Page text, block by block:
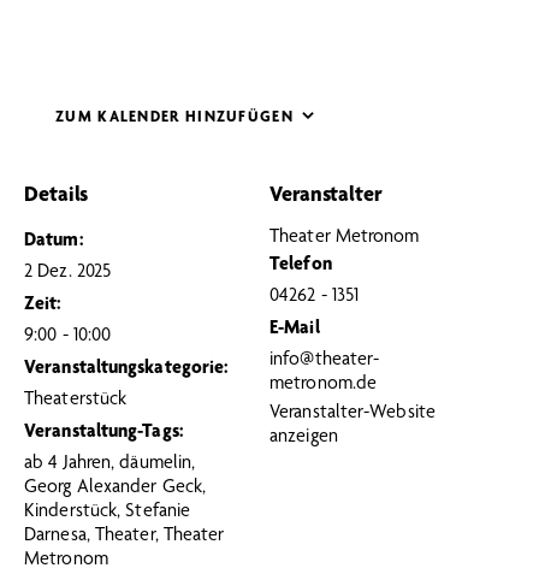
ZUM KALENDER HINZUFÜGEN
Details
Datum:
2 Dez. 2025
Zeit:
9:00 - 10:00
Veranstaltungskategorie:
Theaterstück
Veranstaltung-Tags:
ab 4 Jahren,däumelin,
Georg Alexander Geck,
Kinderstück,Stefanie
Darnesa, Theater, Theater
Metronom
Veranstalter
Theater Metronom
Telefon
04262 - 1351
E-Mail
info@theater-
metronom.de
Veranstalter-Website
anzeigen